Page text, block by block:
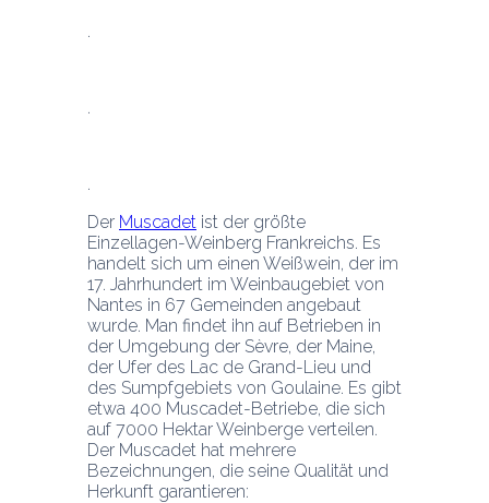
Der Muscadet ist der größte
Einzellagen-Weinberg Frankreichs. Es
handelt sich um einen Weißwein, der im
17. Jahrhundert im Weinbaugebiet von
Nantes in 67 Gemeinden angebaut
wurde. Man findet ihn auf Betrieben in
der Umgebung der Sèvre, der Maine,
der Ufer des Lac de Grand-Lieu und
des Sumpfgebiets von Goulaine. Es gibt
etwa 400 Muscadet-Betriebe, die sich
auf 7000 Hektar Weinberge verteilen.
Der Muscadet hat mehrere
Bezeichnungen, die seine Qualität und
Herkunft garantieren: